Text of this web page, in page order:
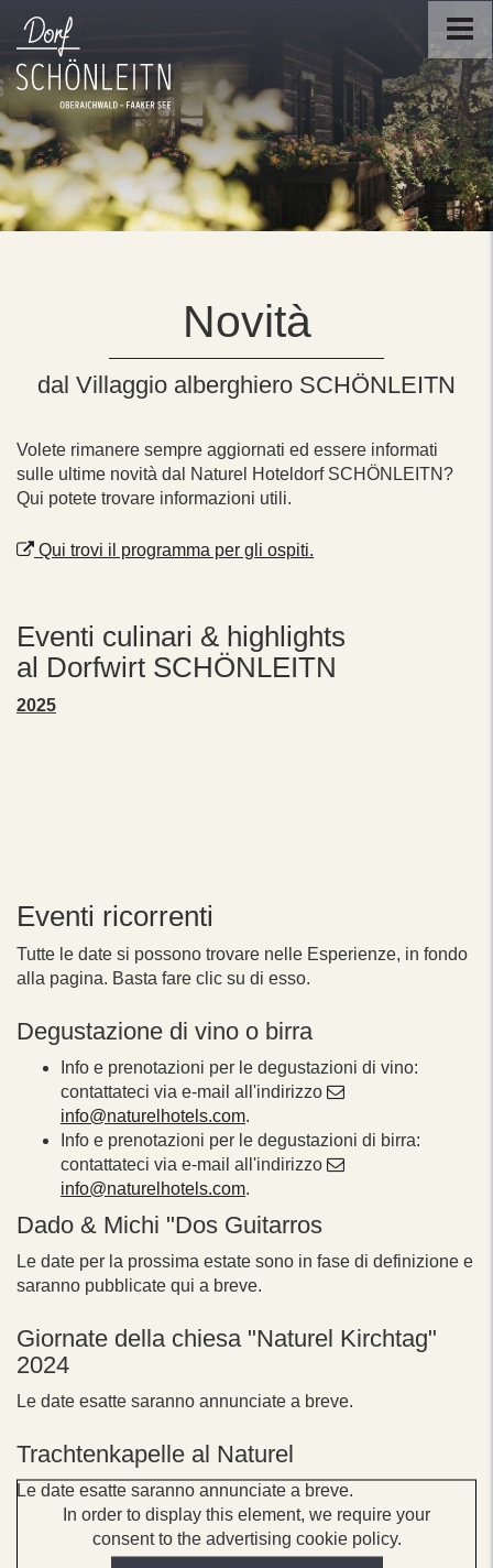
Novità
dal Villaggio alberghiero SCHÖNLEITN
Volete rimanere sempre aggiornati ed essere informati
sulle ultime novità dal Naturel Hoteldorf SCHÖNLEITN?
Qui potete trovare informazioni utili.
Qui trovi il programma per gli ospiti.
Eventi culinari & highlights
al Dorfwirt SCHÖNLEITN
2025
Eventi ricorrenti
Tutte le date si possono trovare nelle Esperienze, in fondo
alla pagina. Basta fare clic su di esso.
Degustazione di vino o birra
Info e prenotazioni per le degustazioni di vino:
contattateci via e-mail all'indirizzo
info@naturelhotels.com.
Info e prenotazioni per le degustazioni di birra:
contattateci via e-mail all'indirizzo
info@naturelhotels.com.
Dado & Michi "Dos Guitarros
Le date per la prossima estate sono in fase di definizione e
saranno pubblicate qui a breve.
Giornate della chiesa "Naturel Kirchtag"
2024
Le date esatte saranno annunciate a breve.
Trachtenkapelle al Naturel
Le date esatte saranno annunciate a breve.
In order to display this element, we require your
consent to the advertising cookie policy.